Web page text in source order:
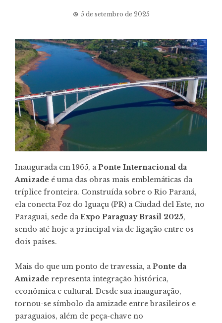
5 de setembro de 2025
Inaugurada em 1965, aPonte Internacional da
Amizade é uma das obras mais emblemáticas da
tríplice fronteira. Construída sobre o Rio Paraná,
ela conecta Foz do Iguaçu (PR) a Ciudad del Este, no
Paraguai, sede daExpo Paraguay Brasil 2025,
sendo até hoje a principal via de ligação entre os
dois países.
Mais do que um ponto de travessia, aPonte da
Amizade representa integração histórica,
econômica e cultural. Desde sua inauguração,
tornou-se símbolo da amizade entre brasileiros e
paraguaios, além de peça-chave no